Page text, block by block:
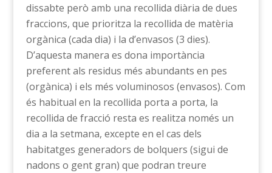
dissabte però amb una recollida diària de dues
fraccions, que prioritza la recollida de matèria
orgànica (cada dia) i la d’envasos (3 dies).
D’aquesta manera es dona importància
preferent als residus més abundants en pes
(orgànica) i els més voluminosos (envasos). Com
és habitual en la recollida porta a porta, la
recollida de fracció resta es realitza només un
dia a la setmana, excepte en el cas dels
habitatges generadors de bolquers (sigui de
nadons o gent gran) que podran treure